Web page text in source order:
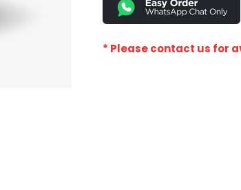
* Please contact us for